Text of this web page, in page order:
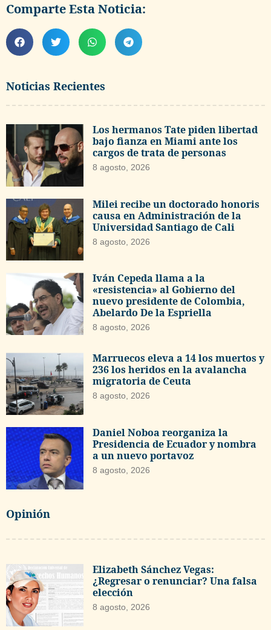
Noticias Recientes
Los hermanos Tate piden libertad
bajo fianza en Miami ante los
cargos de trata de personas
8 agosto, 2026
Milei recibe un doctorado honoris
causa en Administración de la
Universidad Santiago de Cali
8 agosto, 2026
Iván Cepeda llama a la
«resistencia» al Gobierno del
nuevo presidente de Colombia,
Abelardo De la Espriella
8 agosto, 2026
Marruecos eleva a 14 los muertos y
236 los heridos en la avalancha
migratoria de Ceuta
8 agosto, 2026
Daniel Noboa reorganiza la
Presidencia de Ecuador y nombra
a un nuevo portavoz
8 agosto, 2026
Opinión
Elizabeth Sánchez Vegas:
¿Regresar o renunciar? Una falsa
elección
8 agosto, 2026
Comparte Esta Noticia: